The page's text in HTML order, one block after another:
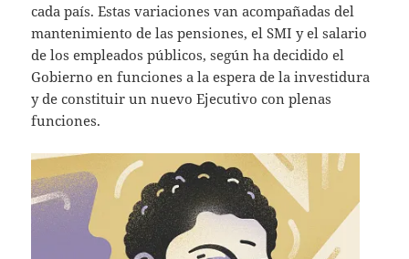
cada país. Estas variaciones van acompañadas del
mantenimiento de las pensiones, el SMI y el salario
de los empleados públicos, según ha decidido el
Gobierno en funciones a la espera de la investidura
y de constituir un nuevo Ejecutivo con plenas
funciones.